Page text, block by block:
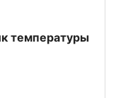
температуры